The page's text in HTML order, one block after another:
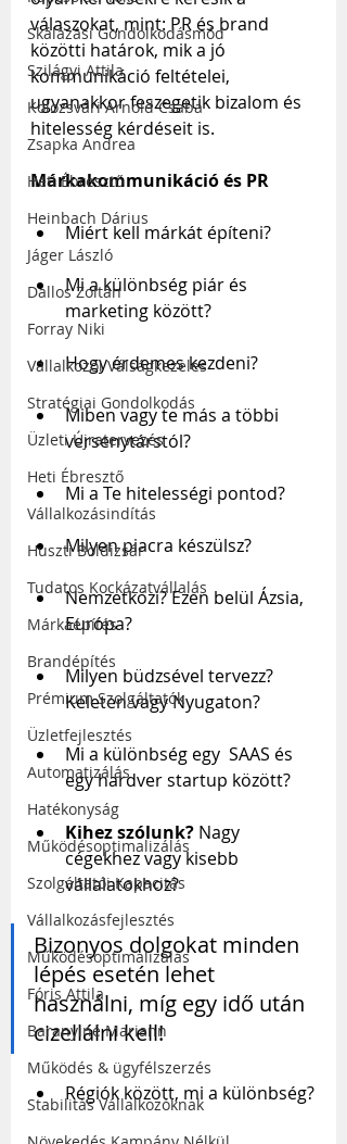
Skálázási Gondolkodásmód
Szilágyi Attila
Kolozsvári Arnold Csaba
Zsapka Andrea
Heti Ébresztő
Heinbach Dárius
Jáger László
Dallos Zoltán
Forray Niki
Vállalkozói Válságkezelés
Stratégiai Gondolkodás
Üzleti Újratervezés
Heti Ébresztő
Vállalkozásindítás
Huszti Boldizsár
Tudatos Kockázatvállalás
Márkaépítés
Brandépítés
Prémium Szolgáltatók
Üzletfejlesztés
Automatizálás
Hatékonyság
Működésoptimalizálás
Szolgáltatói Kapacitás
Vállalkozásfejlesztés
Működésoptimalizálás
Fóris Attila
Baranyiné Mariann
Működés & ügyfélszerzés
Stabilitás Vállalkozóknak
válaszokat, mint: PR és brand
közötti határok, mik a jó
kommunikáció feltételei,
ugyanakkor feszegetik bizalom és
hitelesség kérdéseit is.
Márkakommunikáció és PR
Miért kell márkát építeni?
Mi a különbség piár és
marketing között?
Hogy érdemes kezdeni?
Miben vagy te más a többi
versenytárstól?
Mi a Te hitelességi pontod?
Milyen piacra készülsz?
Nemzetközi? Ezen belül Ázsia,
Európa?
Milyen büdzsével tervezz?
Keleten vagy Nyugaton?
Mi a különbség egy  SAAS és
egy hardver startup között?
Kihez szólunk? Nagy
cégekhez vagy kisebb
vállalatokhoz?
Bizonyos dolgokat minden
lépés esetén lehet
használni, míg egy idő után
cizellálni kell!
Régiók között, mi a különbség?